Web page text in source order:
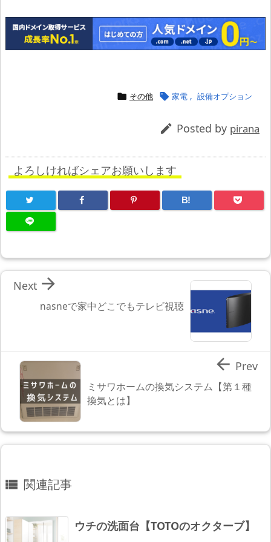
 その他  家電 , 設備オプション
 Posted by pirana
よろしければシェアお願いします
B!
nasneで家中どこでもテレビ視聴

Next
ミサワホームの換気システム【第１種
換気とは】
 Prev
 関連記事
ウチの洗面台【TOTOのオクターブ】